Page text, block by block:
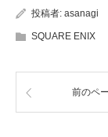
投稿者: asanagi
SQUARE ENIX
前のペ